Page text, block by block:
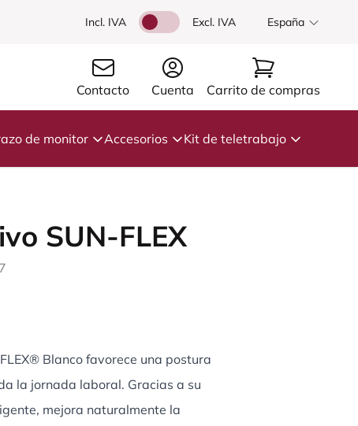
Incl. IVA Excl. IVA España
Contacto Cuenta Carrito de compras
de monitor Accesorios Kit de teletrabajo
SUN-FLEX
Blanco favorece una postura
la jornada laboral. Gracias a su
mejora naturalmente la